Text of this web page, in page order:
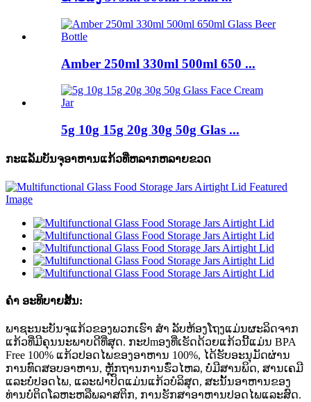
Amber 250ml 330ml 500ml 650 ...
5g 10g 15g 20g 30g 50g Glas ...
ກະແລັມບັນຈຸອາຫານແກ້ວທີ່ຫລາກຫລາຍຂວດ
ຄຳ ອະທິບາຍສັ້ນ:
ພາຊະນະບັນຈຸແກ້ວຂອງພວກເຮົາ ສຳ ລັບຫ້ອງໂຖງແມ່ນຜະລິດຈາກ
ແກ້ວທີ່ມີຄຸນນະພາບດີທີ່ສຸດ. ກະປmອງທີ່ເຮັດດ້ວຍແກ້ວນີ້ແມ່ນ BPA
Free 100% ແກ້ວປອດໄພຂອງອາຫານ 100%, ໄດ້ຮັບອະນຸມັດຜ່ານ
ການທົດສອບອາຫານ, ຫຼັກຖານການຮົ່ວໄຫລ, ບໍ່ມີສານພິດ, ສານເຄມີ
ແລະບໍ່ປອດໄພ, ແລະຝາປິດແມ່ນແກ້ວບໍລິສຸດ, ສະນັ້ນອາຫານຂອງ
ທ່ານບໍ່ຕິດໂລຫະຫລືພລາສຕິກ, ການຮັກສາອາຫານປອດໄພແລະສົດ.